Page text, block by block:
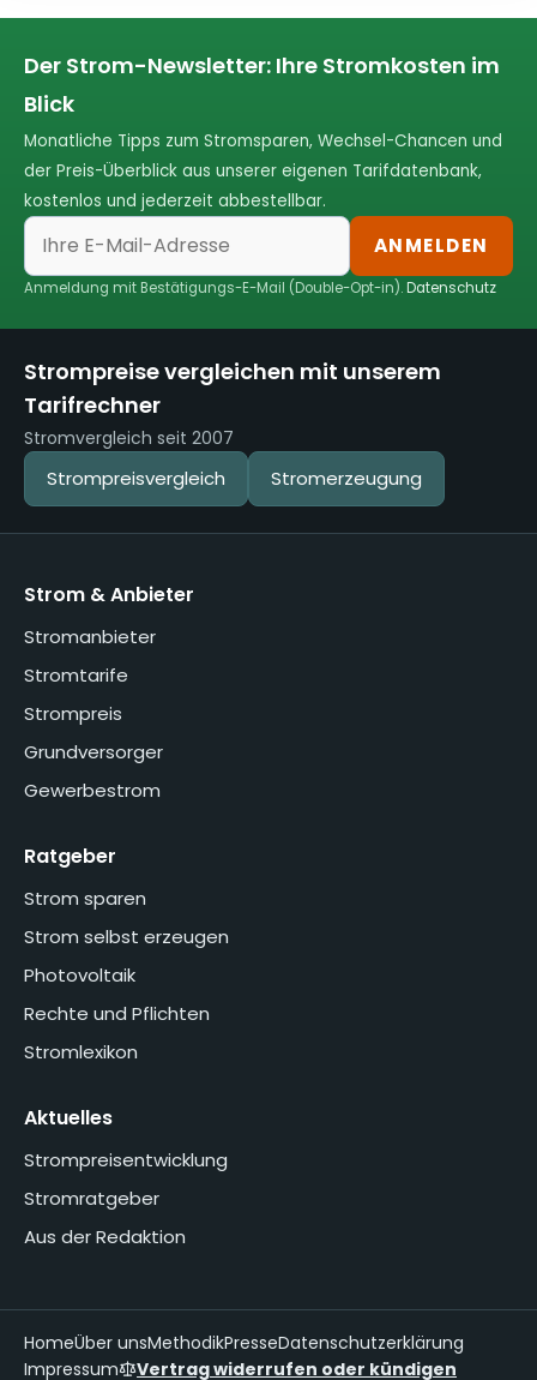
Der Strom-Newsletter: Ihre Stromkosten im
Blick
Monatliche Tipps zum Stromsparen, Wechsel-Chancen und
der Preis-Überblick aus unserer eigenen Tarifdatenbank,
kostenlos und jederzeit abbestellbar.
ANMELDEN
Anmeldung mit Bestätigungs-E-Mail (Double-Opt-in).Datenschutz
Strompreise vergleichen mit unserem
Tarifrechner
Stromvergleich seit 2007
Strompreisvergleich Stromerzeugung
Strom & Anbieter
Stromanbieter
Stromtarife
Strompreis
Grundversorger
Gewerbestrom
Ratgeber
Strom sparen
Strom selbst erzeugen
Photovoltaik
Rechte und Pflichten
Stromlexikon
Aktuelles
Strompreisentwicklung
Stromratgeber
Aus der Redaktion
HomeÜber unsMethodikPresseDatenschutzerklärung
Impressum
Vertrag widerrufen oder kündigen